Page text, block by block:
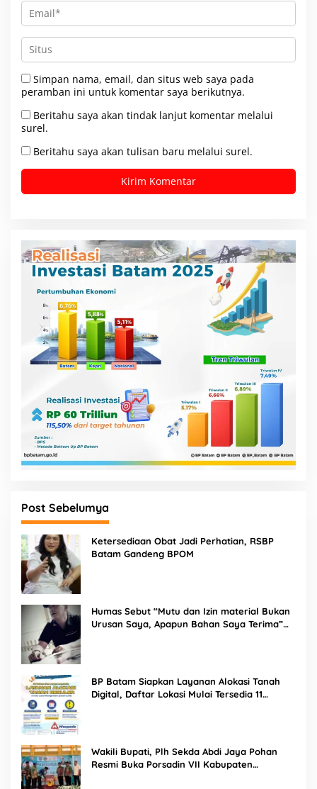
Simpan nama, email, dan situs web saya pada
peramban ini untuk komentar saya berikutnya.
Beritahu saya akan tindak lanjut komentar melalui
surel.
Beritahu saya akan tulisan baru melalui surel.
Post Sebelumya
Ketersediaan Obat Jadi Perhatian, RSBP
Batam Gandeng BPOM
Humas Sebut “Mutu dan Izin material Bukan
Urusan Saya, Apapun Bahan Saya Terima”
BP Batam Siapkan Layanan Alokasi Tanah
Digital, Daftar Lokasi Mulai Tersedia 11
Wakili Bupati, Plh Sekda Abdi Jaya Pohan
Resmi Buka Porsadin VII Kabupaten